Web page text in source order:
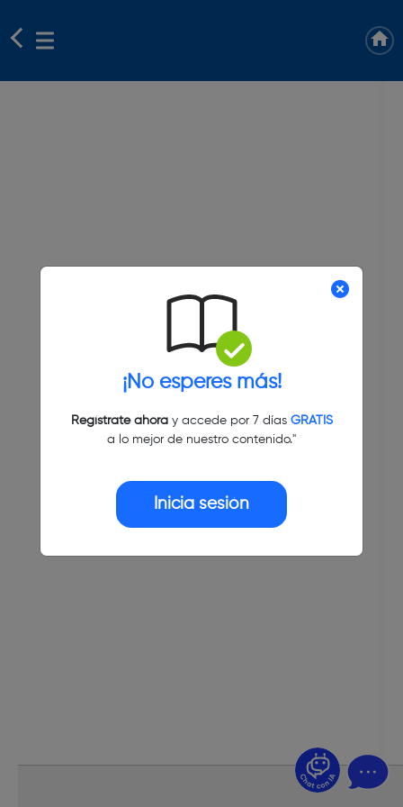
¡No esperes más!
Regístrate ahoray accede por 7 días GRATIS
a lo mejor de nuestro contenido."
Inicia sesión